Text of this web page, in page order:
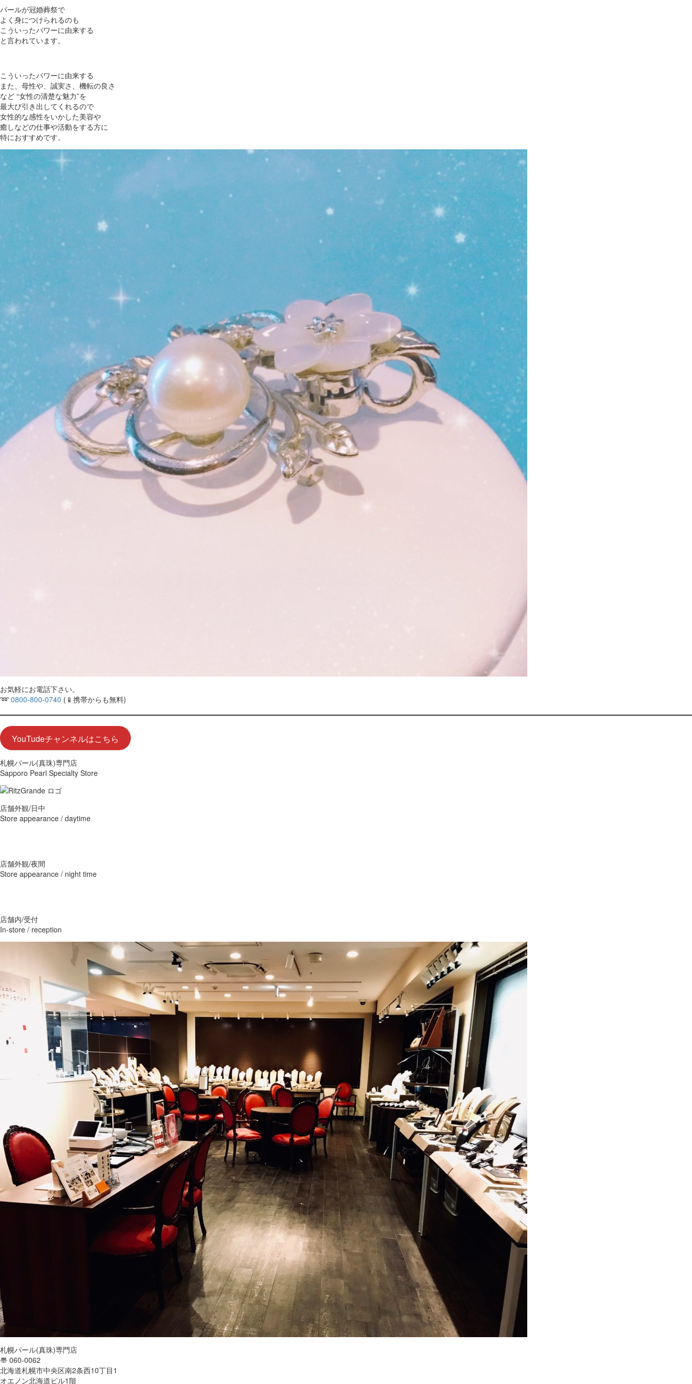
パールが冠婚葬祭で
よく身につけられるのも
こういったパワーに由来する
と言われています。
こういったパワーに由来する
また、母性や、誠実さ、機転の良さ
など “女性の清楚な魅力”を
最大び引き出してくれるので
女性的な感性をいかした美容や
癒しなどの仕事や活動をする方に
特におすすめです。
お気軽にお電話下さい。
➿0800-800-0740 (📱携帯からも無料)
YouTudeチャンネルはこちら
札幌パール(真珠)専門店
Sapporo Pearl Specialty Store
店舗外観/日中
Store appearance / daytime
店舗外観/夜間
Store appearance / night time
店舗内/受付
In-store / reception
札幌パール(真珠)専門店
〠 060-0062
北海道札幌市中央区南2条西10丁目1
オエノン北海道ビル1階